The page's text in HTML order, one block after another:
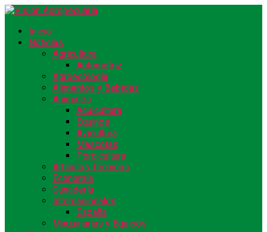
Inicio
Noticias
Agricultura
Automotriz
Agroecología
Alimentos y Bebidas
Animales
Acuicultura
Equinos
Avicultura
Mascotas
Porcicultura
Artículos Técnicos
Economía
Ganadería
Internacionales
España
Maquinarias y Equipos